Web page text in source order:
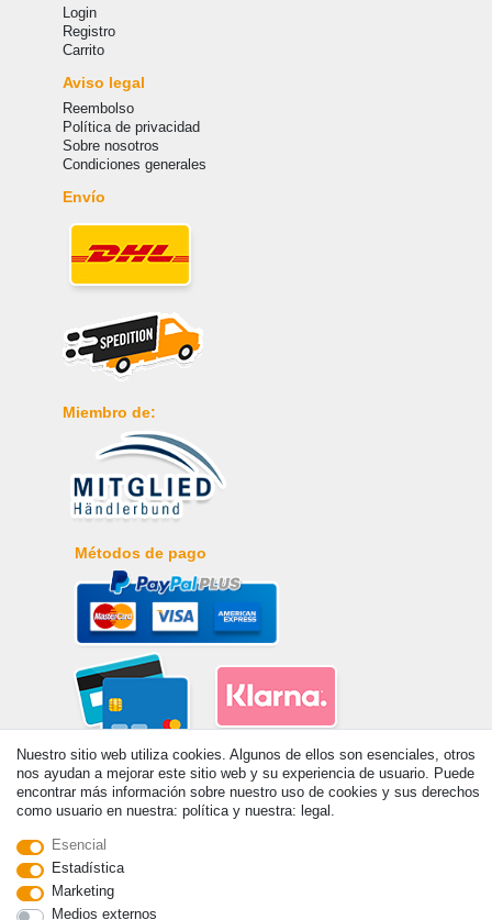
Login
Registro
Carrito
Aviso legal
Reembolso
Política de privacidad
Sobre nosotros
Condiciones generales
Envío
Miembro de:
Métodos de pago
© Copyright 2026 | Todos los derechos reservados. - Prix de base voir
détail de l'article | *S'applique aux livraisons en Espagne!
Nuestro sitio web utiliza cookies. Algunos de ellos son esenciales, otros
nos ayudan a mejorar este sitio web y su experiencia de usuario. Puede
encontrar más información sobre nuestro uso de cookies y sus derechos
como usuario en nuestra: política y nuestra: legal.
Esencial
Estadística
Marketing
Medios externos